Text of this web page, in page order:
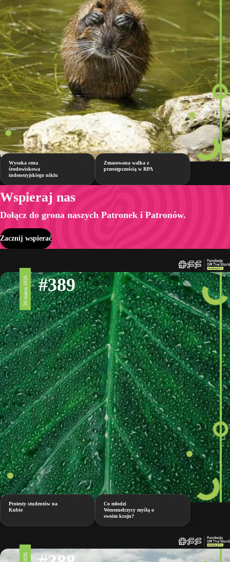
Wysoka cena
środowiskowa
indonezyjskiego niklu
Zmasowana walka z
przestępczością w RPA
Wspieraj nas
Dołącz do grona naszych Patronek i Patronów.
Zacznij wspierać
20 marca 2026 #389
Protesty studentów na
Kubie
Co młodzi
Wenezuelczycy myślą o
swoim kraju?